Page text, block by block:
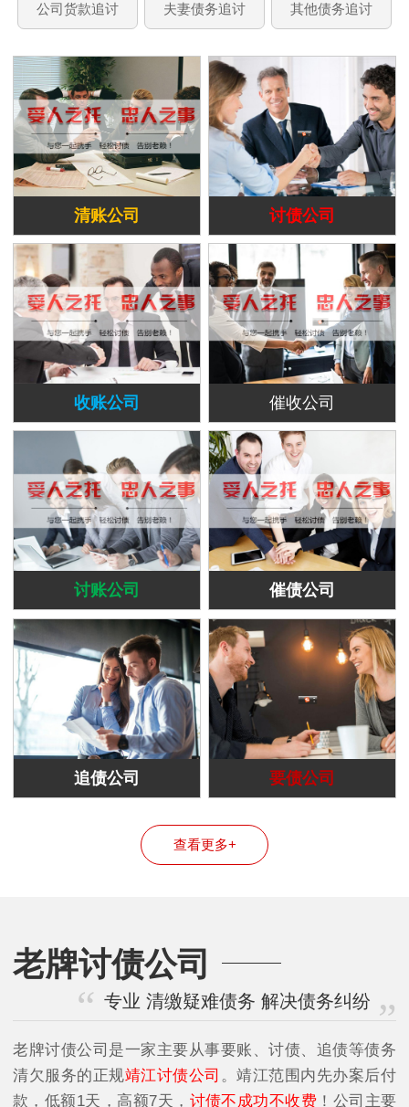
公司货款追讨 夫妻债务追讨 其他债务追讨
清账公司 讨债公司
收账公司 催收公司
讨账公司 催债公司
追债公司 要债公司
查看更多+
老牌讨债公司
专业 清缴疑难债务 解决债务纠纷
老牌讨债公司是一家主要从事要账、讨债、追债等债务
清欠服务的正规靖江讨债公司 。靖江范围内先办案后付
款，低额1天，高额7天， 讨债不成功不收费 ！公司主要